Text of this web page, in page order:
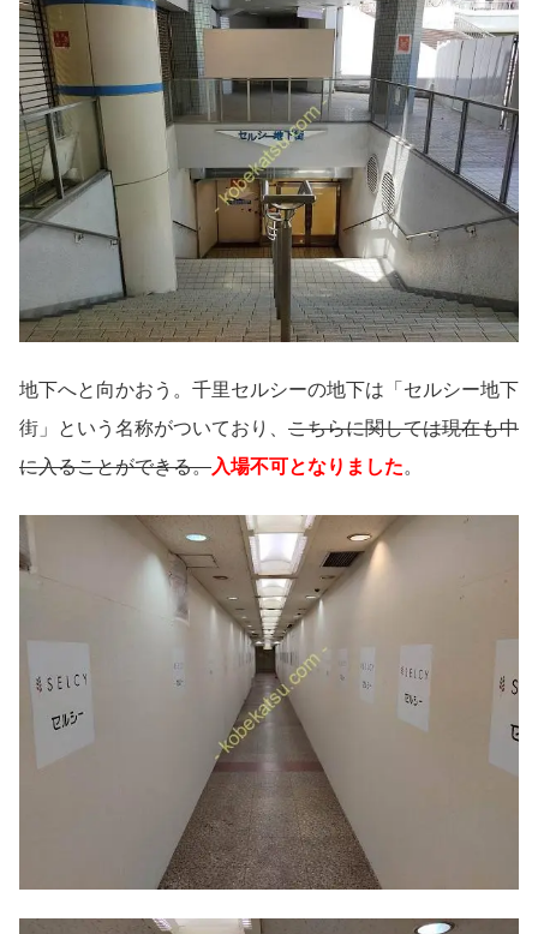
地下へと向かおう。千里セルシーの地下は「セルシー地下
街」という名称がついており、 こちらに関しては現在も中
に入ることができる。入場不可となりました。